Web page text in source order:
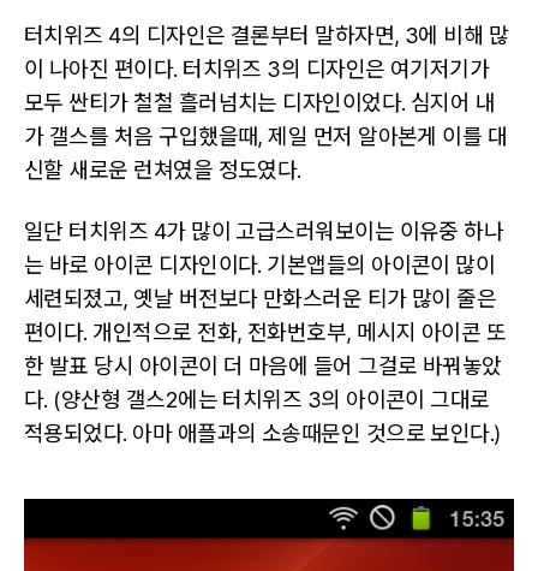
터치위즈 4의 디자인은 결론부터 말하자면, 3에 비해 많
이 나아진 편이다. 터치위즈 3의 디자인은 여기저기가
모두 싼티가 철철 흘러넘치는 디자인이었다. 심지어 내
가 갤스를 처음 구입했을때, 제일 먼저 알아본게 이를 대
신할 새로운 런쳐였을 정도였다.
일단 터치위즈 4가 많이 고급스러워보이는 이유중 하나
는 바로 아이콘 디자인이다. 기본앱들의 아이콘이 많이
세련되졌고, 옛날 버전보다 만화스러운 티가 많이 줄은
편이다. 개인적으로 전화, 전화번호부, 메시지 아이콘 또
한 발표 당시 아이콘이 더 마음에 들어 그걸로 바꿔놓았
다. (양산형 갤스2에는 터치위즈 3의 아이콘이 그대로
적용되었다. 아마 애플과의 소송때문인 것으로 보인다.)